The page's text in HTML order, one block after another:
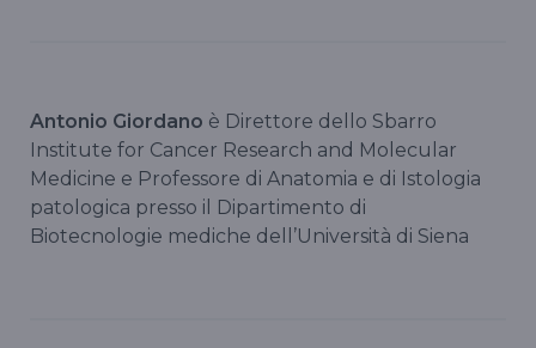
Antonio Giordano è Direttore dello Sbarro
Institute for Cancer Research and Molecular
Medicine e Professore di Anatomia e di Istologia
patologica presso il Dipartimento di
Biotecnologie mediche dell’Università di Siena